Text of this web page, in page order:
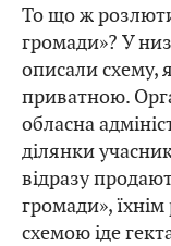
То що ж
громади»? У
описали схему,
приватною.
обласна
ділянки
відразу
громади»,
схемою іде